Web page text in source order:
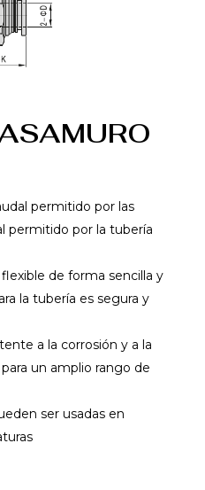
permitido por las
permitido por la tubería
de forma sencilla y
la tubería es segura y
a la corrosión y a la
un amplio rango de
ser usadas en